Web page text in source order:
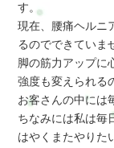
す。
現在、腰痛ヘルニ
るのでできていま
脚の筋力アップに
強度も変えられる
お客さんの中には
ちなみには私は毎
はやくまたやりた